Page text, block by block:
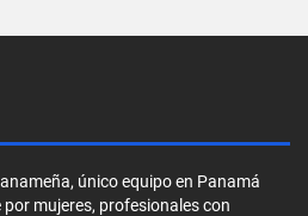
único equipo en Panamá
mujeres, profesionales con